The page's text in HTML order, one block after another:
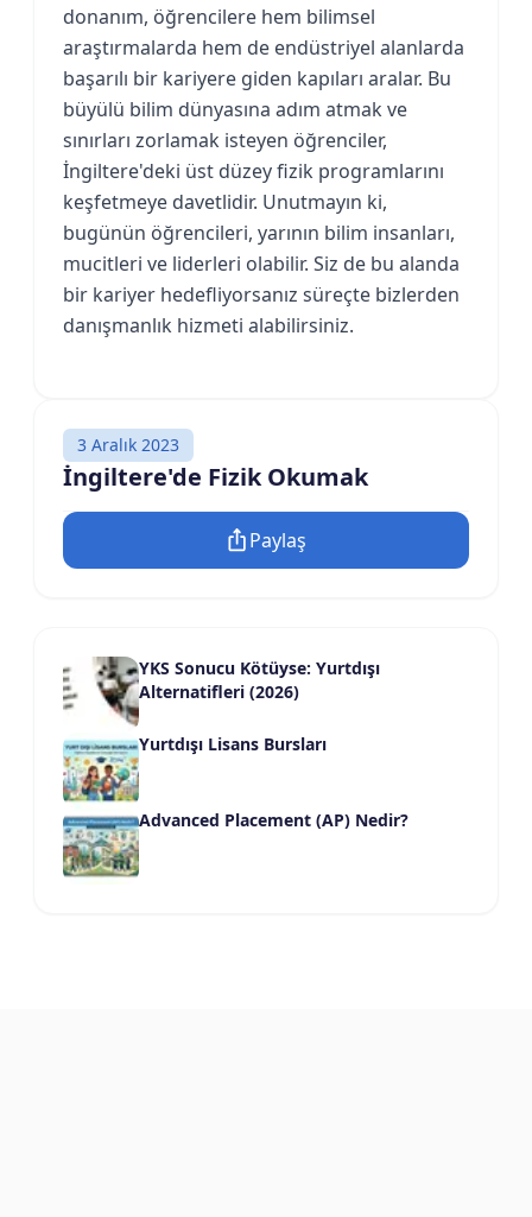
donanım, öğrencilere hem bilimsel
araştırmalarda hem de endüstriyel alanlarda
başarılı bir kariyere giden kapıları aralar. Bu
büyülü bilim dünyasına adım atmak ve
sınırları zorlamak isteyen öğrenciler,
İngiltere'deki üst düzey fizik programlarını
keşfetmeye davetlidir. Unutmayın ki,
bugünün öğrencileri, yarının bilim insanları,
mucitleri ve liderleri olabilir. Siz de bu alanda
bir kariyer hedefliyorsanız süreçte bizlerden
danışmanlık hizmeti alabilirsiniz.
3 Aralık 2023
İngiltere'de Fizik Okumak
Paylaş
YKS Sonucu Kötüyse: Yurtdışı
Alternatifleri (2026)
Yurtdışı Lisans Bursları
Advanced Placement (AP) Nedir?